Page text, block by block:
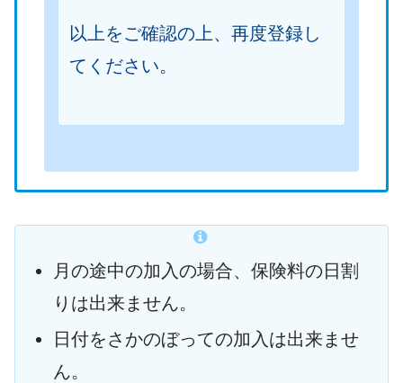
以上をご確認の上、再度登録し
てください。
月の途中の加入の場合、保険料の日割
りは出来ません。
日付をさかのぼっての加入は出来ませ
ん。